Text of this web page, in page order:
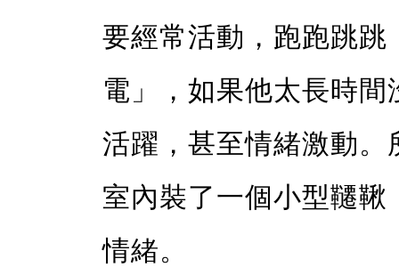
要經常活動，跑跑跳
電」，如果他太長時
活躍，甚至情緒激動
室內裝了一個小型韆
情緒。